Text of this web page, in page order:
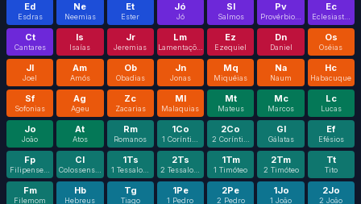
Ed
Esdras
Ne
Neemias
Et
Ester
Jó
Jó
Sl
Salmos
Pv
Provérbio…
Ec
Eclesiast…
Ct
Cantares
Is
Isaías
Jr
Jeremias
Lm
Lamentaçõ…
Ez
Ezequiel
Dn
Daniel
Os
Oséias
Jl
Joel
Am
Amós
Ob
Obadias
Jn
Jonas
Mq
Miquéias
Na
Naum
Hc
Habacuque
Sf
Sofonias
Ag
Ageu
Zc
Zacarias
Ml
Malaquias
Mt
Mateus
Mc
Marcos
Lc
Lucas
Jo
João
At
Atos
Rm
Romanos
1Co
1 Corínti…
2Co
2 Corínti…
Gl
Gálatas
Ef
Efésios
Fp
Filipense…
Cl
Colossens…
1Ts
1 Tessalo…
2Ts
2 Tessalo…
1Tm
1 Timóteo
2Tm
2 Timóteo
Tt
Tito
Fm
Filemom
Hb
Hebreus
Tg
Tiago
1Pe
1 Pedro
2Pe
2 Pedro
1Jo
1 João
2Jo
2 João